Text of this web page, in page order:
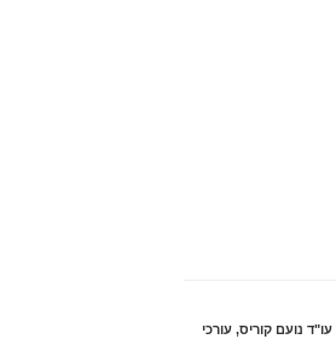
עו"ד נועם קוריס,עורכי